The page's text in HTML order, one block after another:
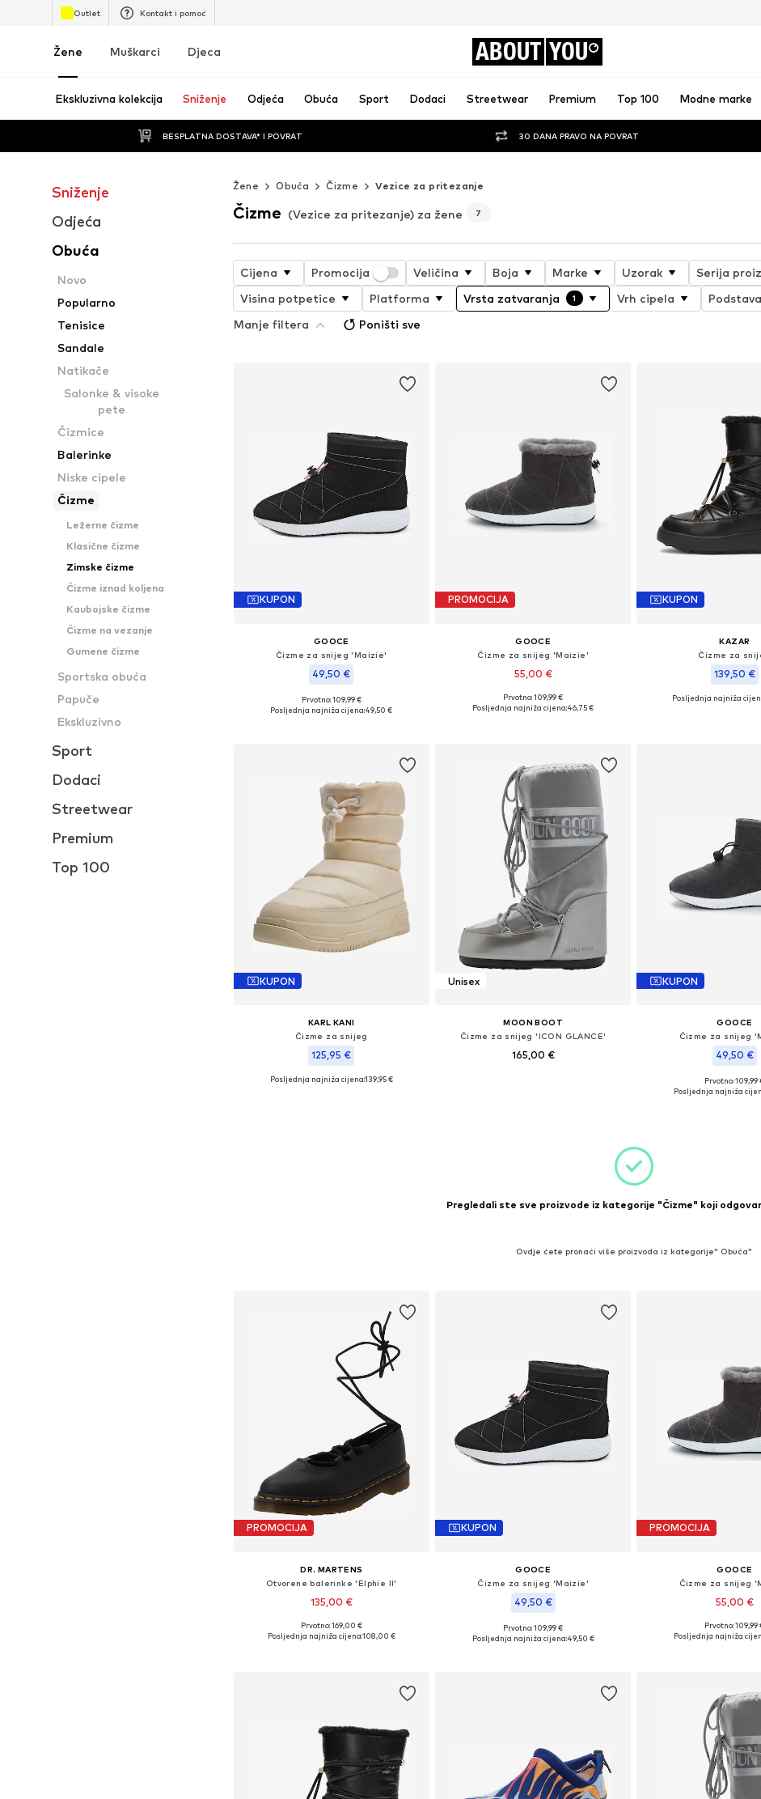
Outlet Kontakt i pomoć
Žene Muškarci Djeca ABOUT YOU
Ekskluzivna kolekcija Sniženje Odjeća Obuća Sport Dodaci Streetwear Premium Top 100 Modne marke
BESPLATNA DOSTAVA* I POVRAT 30 DANA PRAVO NA POVRAT
Sniženje
Odjeća
Obuća
Novo
Popularno
Tenisice
Sandale
Natikače
Salonke & visoke
pete
Čizmice
Balerinke
Niske cipele
Čizme
Ležerne čizme
Klasične čizme
Zimske čizme
Čizme iznad koljena
Kaubojske čizme
Čizme na vezanje
Gumene čizme
Sportska obuća
Papuče
Ekskluzivno
Sport
Dodaci
Streetwear
Premium
Top 100
Žene Obuća Čizme Vezice za pritezanje
Čizme (Vezice za pritezanje) za žene 7
Cijena Promocija Veličina Boja Marke Uzorak Serija
Visina potpetice
Platforma Vrsta zatvaranja 1 Vrh cipela Podstava
Manje filtera
Poništi sve
KUPON
GOOCE
Čizme za snijeg 'Maizie'
49,50 €
Dostupne veličine: 36, 37, 38, 39, 40
Prvotno: 109,99 €
Posljednja najniža cijena:49,50 €
PROMOCIJA
GOOCE
Čizme za snijeg 'Maizie'
55,00 €
Dostupne veličine: 36, 37, 38, 39, 41
Prvotno: 109,99 €
Posljednja najniža cijena:46,75 €
KUPON
KAZAR
Čizme za
139,50 €
Dostupne veličine: 36,
Posljednja najniža
KUPON
KARL KANI
Čizme za snijeg
125,95 €
Dostupne veličine: 38,5
Posljednja najniža cijena:139,95 €
Unisex
MOON BOOT
Čizme za snijeg 'ICON GLANCE'
165,00 €
KUPON
GOOCE
Čizme za snijeg
49,50 €
Dostupne veličine:
Prvotno: 109,99
Posljednja najniža
Pregledali ste sve proizvode iz kategorije "Čizme" koji
Ovdje ćete pronaći više proizvoda iz kategorije" Obuća"
PROMOCIJA
DR. MARTENS
Otvorene balerinke 'Elphie II'
135,00 €
Dostupno u više veličina
Prvotno: 169,00 €
Posljednja najniža cijena:108,00 €
KUPON
GOOCE
Čizme za snijeg 'Maizie'
49,50 €
Dostupne veličine: 36, 37, 38, 39, 40
Prvotno: 109,99 €
Posljednja najniža cijena:49,50 €
PROMOCIJA
GOOCE
Čizme za snijeg
55,00 €
Dostupne veličine: 36,
Prvotno: 109,99
Posljednja najniža